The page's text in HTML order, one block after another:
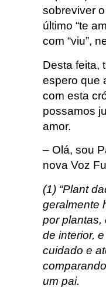
sobreviver
último “te
com “viu”,
Desta feita,
espero que
com esta
possamos
amor.
– Olá, sou
nova Voz
(1) “Plant
geralmente
por plantas,
de interior,
cuidado e
um pai.